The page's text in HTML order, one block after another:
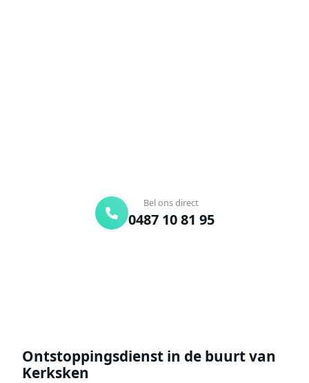
Bel ons direct
0487 10 81 95
Ontstoppingsdienst in de buurt van
Kerksken